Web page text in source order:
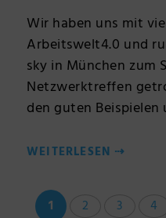
Wir haben uns mit
Arbeitswelt4.0 und
sky in München zum
Netzwerktreffen
den guten
WEITERLESEN ⇢
1 2 3 4